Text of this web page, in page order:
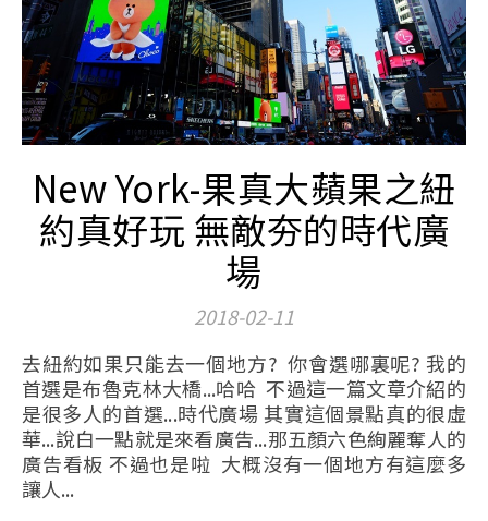
New York-果真大蘋果之紐
約真好玩 無敵夯的時代廣
場
2018-02-11
去紐約如果只能去一個地方? 你會選哪裏呢? 我的
首選是布魯克林大橋...哈哈 不過這一篇文章介紹的
是很多人的首選...時代廣場 其實這個景點真的很虛
華...說白一點就是來看廣告...那五顏六色絢麗奪人的
廣告看板 不過也是啦 大概沒有一個地方有這麼多
讓人...